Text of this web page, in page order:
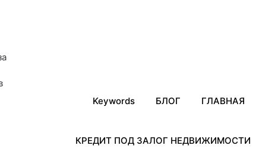
Keywords БЛОГ ГЛАВНАЯ
КРЕДИТ ПОД ЗАЛОГ НЕДВИЖИМОСТИ